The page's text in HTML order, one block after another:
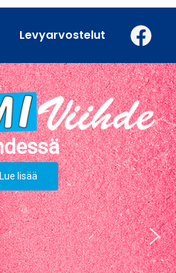
Levyarvostelut
Lue lisää